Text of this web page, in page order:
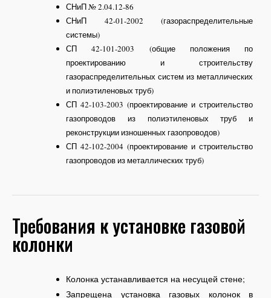
СНиП № 2.04.12-86
СНиП 42-01-2002 (газораспределительные
системы)
СП 42-101-2003 (общие положения по
проектированию и строительству
газораспределительных систем из металлических
и полиэтиленовых труб)
СП 42-103-2003 (проектирование и строительство
газопроводов из полиэтиленовых труб и
реконструкции изношенных газопроводов)
СП 42-102-2004 (проектирование и строительство
газопроводов из металлических труб)
Требования к установке газовой
колонки
Колонка устанавливается на несущей стене;
Запрещена установка газовых колонок в